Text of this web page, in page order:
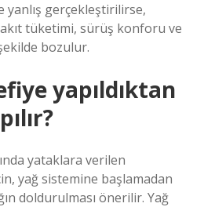
yanlış gerçekleştirilirse,
tüketimi, sürüş konforu ve
bozulur.
yapıldıktan
yataklara verilen
yağ sistemine başlamadan
doldurulması önerilir. Yağ